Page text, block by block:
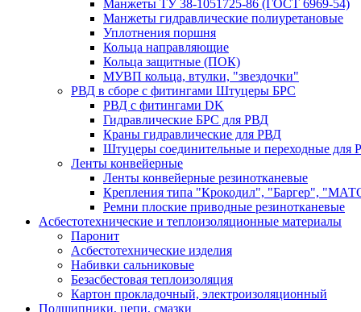
Манжеты ТУ 38-1051725-86 (ГОСТ 6969-54)
Манжеты гидравлические полиуретановые
Уплотнения поршня
Кольца направляющие
Кольца защитные (ПОК)
МУВП кольца, втулки, "звездочки"
РВД в сборе с фитингами Штуцеры БРС
РВД с фитингами DK
Гидравлические БРС для РВД
Краны гидравлические для РВД
Штуцеры соединительные и переходные для
Ленты конвейерные
Ленты конвейерные резинотканевые
Крепления типа "Крокодил", "Баргер",
Ремни плоские приводные резинотканевые
Асбестотехнические и теплоизоляционные материалы
Паронит
Асбестотехнические изделия
Набивки сальниковые
Безасбестовая теплоизоляция
Картон прокладочный, электроизоляционный
Подшипники, цепи, смазки